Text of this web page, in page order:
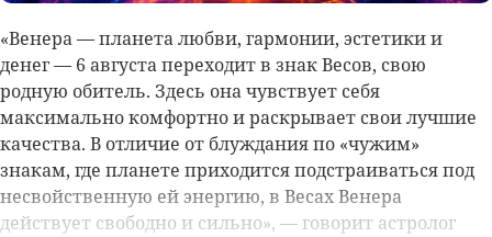
«Венера — планета любви, гармонии, эстетики и
денег — 6 августа переходит в знак Весов, свою
родную обитель. Здесь она чувствует себя
максимально комфортно и раскрывает свои лучшие
качества. В отличие от блуждания по «чужим»
знакам, где планете приходится подстраиваться под
несвойственную ей энергию, в Весах Венера
действует свободно и сильно», — говорит астролог